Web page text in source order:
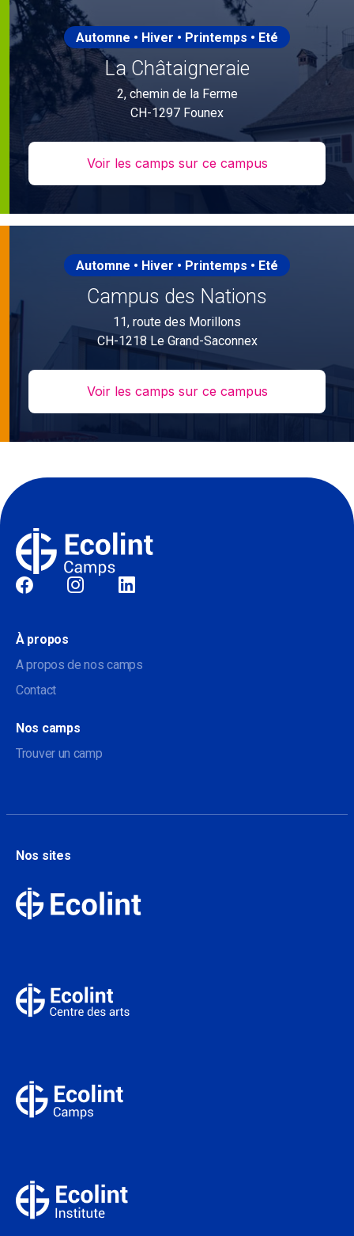
Automne • Hiver • Printemps • Eté
La Châtaigneraie
2, chemin de la Ferme
CH-1297 Founex
Voir les camps sur ce campus
Automne • Hiver • Printemps • Eté
Campus des Nations
11, route des Morillons
CH-1218 Le Grand-Saconnex
Voir les camps sur ce campus
Sociale
À propos
A propos de nos camps
Contact
Nos camps
Trouver un camp
Nos sites